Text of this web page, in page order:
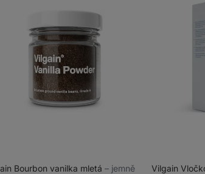
Bourbon vanilka mletá ⁠–⁠ jemně
Vilgain